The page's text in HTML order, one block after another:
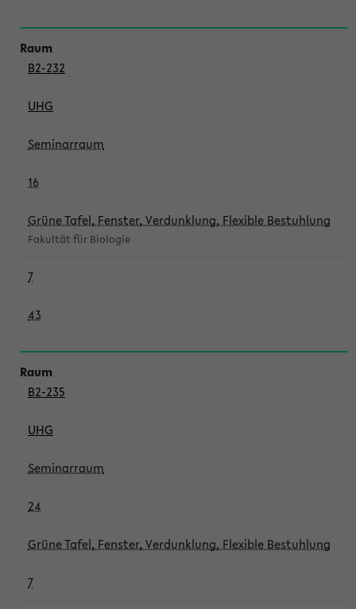
B2-232
UHG
Seminarraum
16
Grüne Tafel, Fenster, Verdunklung, Flexible Bestuhlung
Fakultät für Biologie
7
43
B2-235
UHG
Seminarraum
24
Grüne Tafel, Fenster, Verdunklung, Flexible Bestuhlung
7